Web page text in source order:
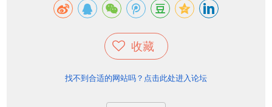
收藏
找不到合适的网站吗？点击此处进入论坛